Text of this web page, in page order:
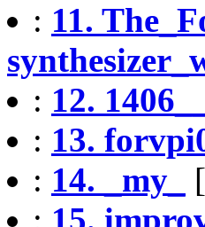
: 11.
: 12.
: 13.
: 14. _my_ [